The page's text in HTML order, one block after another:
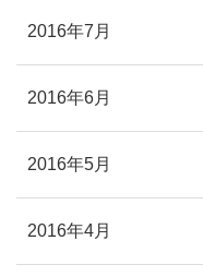
2016年7月
2016年6月
2016年5月
2016年4月